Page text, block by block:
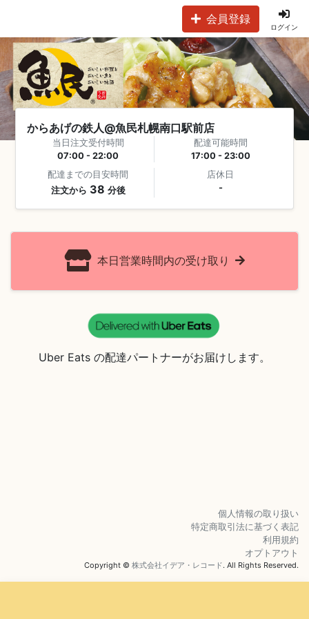
会員登録
ログイン
からあげの鉄人@魚民札幌南口駅前店
当日注文受付時間
07:00 - 22:00
配達可能時間
17:00 - 23:00
配達までの目安時間
注文から 38 分後
店休日
-
本日営業時間内の受け取り
Uber Eats の配達パートナーがお届けします。
個人情報の取り扱い
特定商取引法に基づく表記
利用規約
オプトアウト
Copyright © 株式会社イデア・レコード. All Rights Reserved.